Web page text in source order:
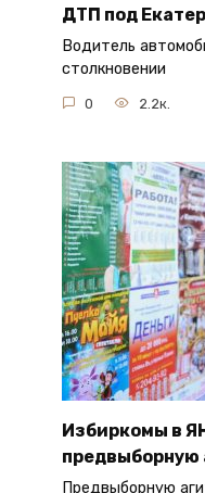
ДТП под
Водитель
столкновении
0 2.2к.
Избиркомы в
Предвыборную